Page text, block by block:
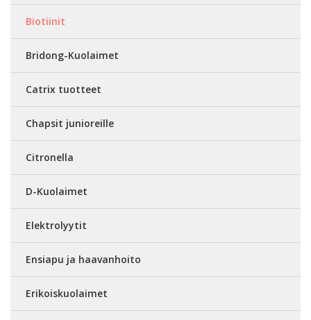
Biotiinit
Bridong-Kuolaimet
Catrix tuotteet
Chapsit junioreille
Citronella
D-Kuolaimet
Elektrolyytit
Ensiapu ja haavanhoito
Erikoiskuolaimet